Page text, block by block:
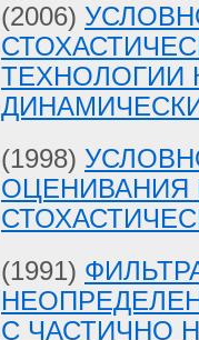
(2006)
ТЕХНОЛОГИИ
(1998)
ОЦЕНИВАНИЯ
(1991)
С ЧАСТИЧНО